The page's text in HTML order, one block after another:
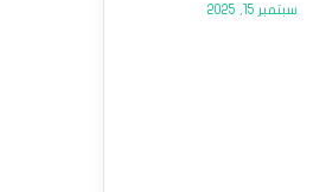
سبتمبر 15, 2025